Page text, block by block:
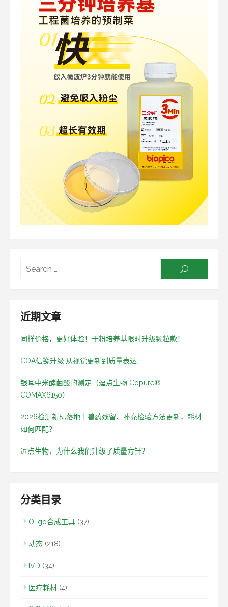
近期文章
同样价格，更好体验！干粉培养基限时升级颗粒款！
COA信笺升级:从视觉更新到质量表达
银耳中米酵菌酸的测定（逗点生物 Copure®
COMAX6150）
2026检测新标落地｜兽药残留、补充检验方法更新，耗材
如何匹配？
逗点生物，为什么我们升级了质量方针？
分类目录
Oligo合成工具 (37)
动态 (218)
IVD (34)
医疗耗材 (4)